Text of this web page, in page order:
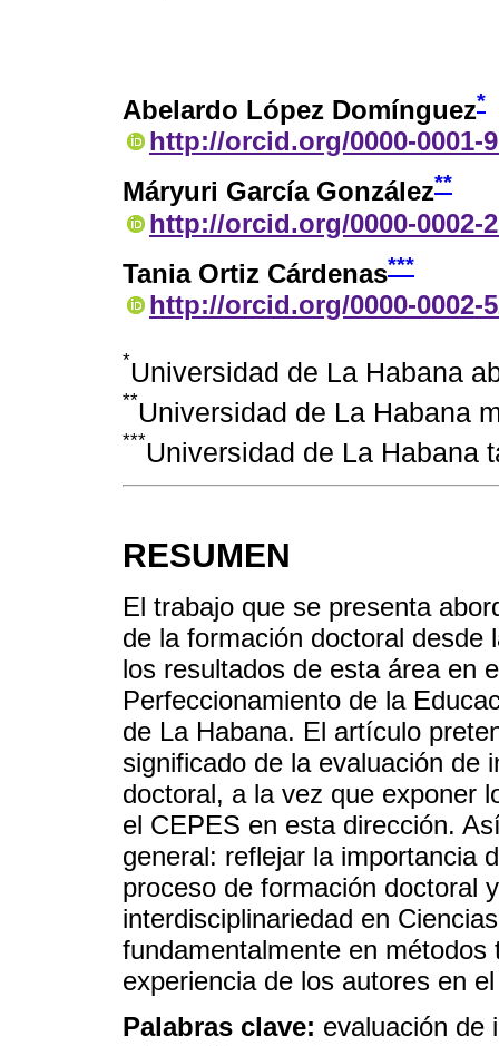
Abelardo López Domínguez*
http://orcid.org/0000-0001-
Máryuri García González**
http://orcid.org/0000-0002-
Tania Ortiz Cárdenas***
http://orcid.org/0000-0002-
*Universidad de La Habana
**Universidad de La Habana
***Universidad de La Habana
RESUMEN
El trabajo que se presenta
de la formación doctoral desde
los resultados de esta área en
Perfeccionamiento de la
de La Habana. El artículo
significado de la evaluación de
doctoral, a la vez que exponer
el CEPES en esta dirección.
general: reflejar la importancia
proceso de formación doctoral
interdisciplinariedad en
fundamentalmente en
experiencia de los autores en
Palabras clave: evaluación de